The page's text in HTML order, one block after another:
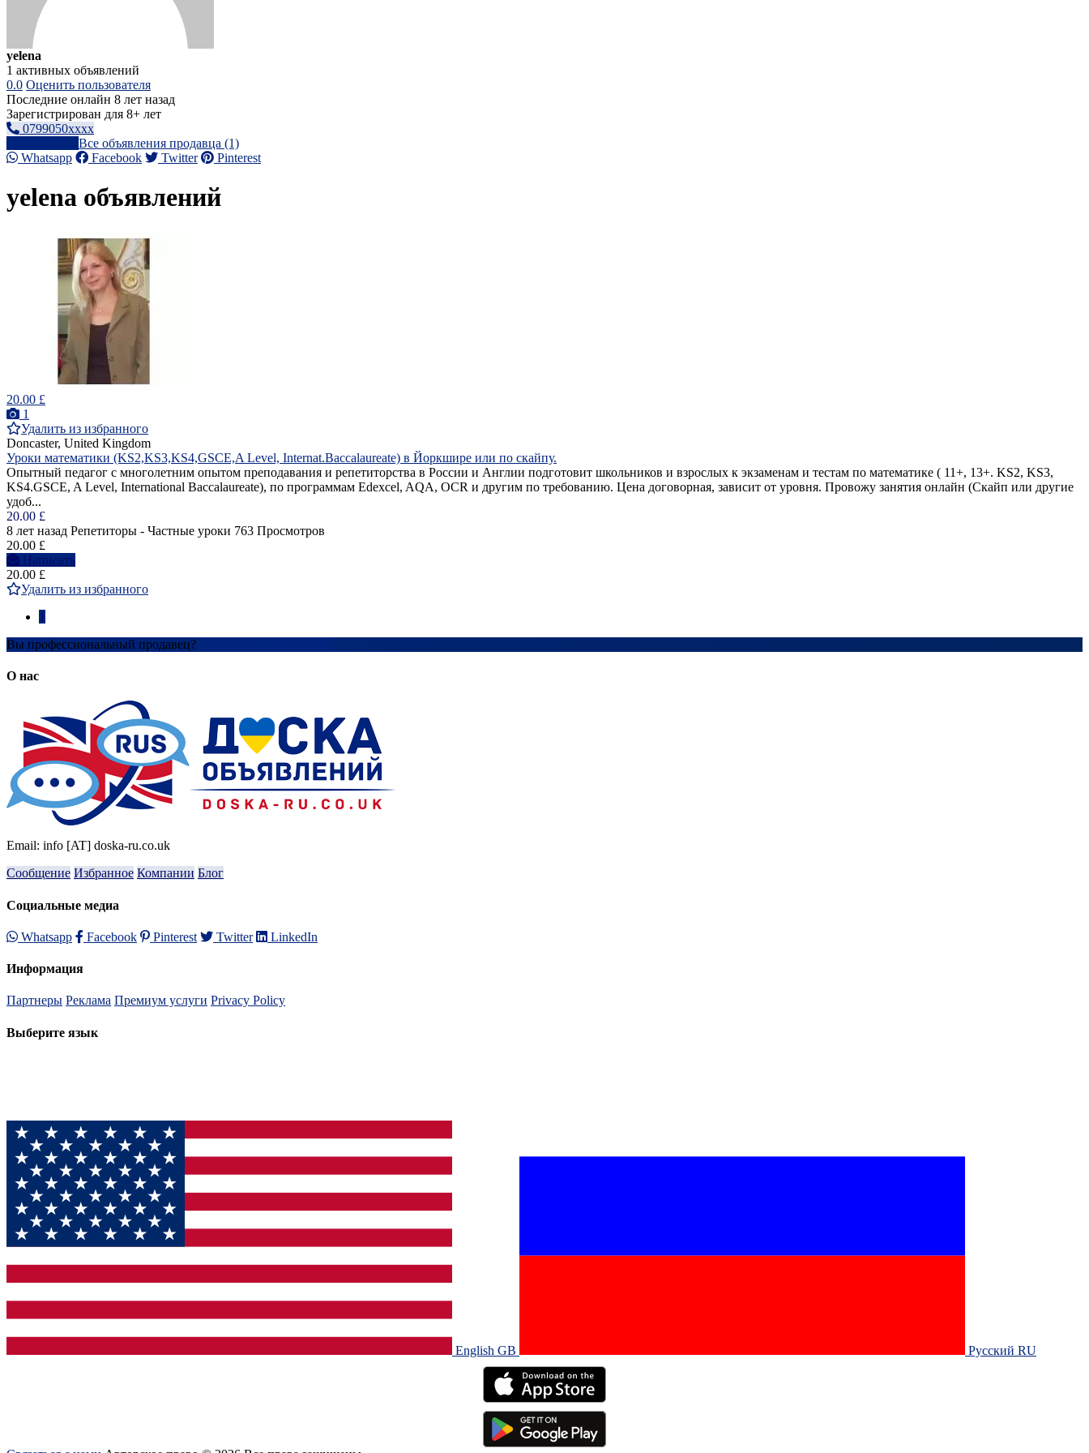
yelena
1 активных объявлений
0.0 Оценить пользователя
Последние онлайн 8 лет назад
Зарегистрирован для 8+ лет
0799050xxxx
Все объявления продавца (1)
Whatsapp
Facebook Twitter Pinterest
yelena объявлений
20.00 £
1
Удалить из избранного
Doncaster, United Kingdom
Уроки математики (KS2,KS3,KS4,GSCE,A Level, Internat.Baccalaureate) в Йоркшире или по скайпу.
Опытный педагог с многолетним опытом преподавания и репетиторства в России и Англии подготовит школьников и взрослых к экзаменам и тестам по математике ( 11+, 13+. KS2, KS3,
KS4.GSCE, A Level, International Baccalaureate), по программам Edexcel, AQA, OCR и другим по требованию. Цена договорная, зависит от уровня. Провожу занятия онлайн (Скайп или другие
удоб...
20.00 £
8 лет назад Репетиторы - Частные уроки 763 Просмотров
20.00 £
Написать
20.00 £
Удалить из избранного
Вы профессиональный продавец?
О нас
Email: info [AT] doska-ru.co.uk
Сообщение Избранное Компании Блог
Социальные медиа
Whatsapp Facebook Pinterest Twitter LinkedIn
Информация
Партнеры Реклама Премиум услуги Privacy Policy
Выберите язык
English GB‎ Русский RU‎